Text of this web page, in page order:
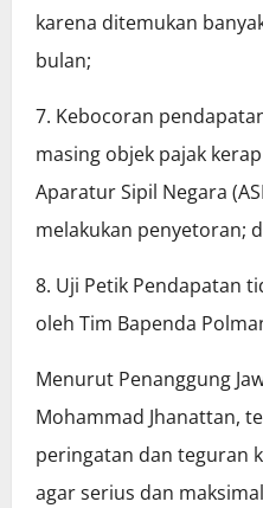
karena ditemukan
bulan;
7. Kebocoran
masing objek pajak
Aparatur Sipil Negara
melakukan penyetoran;
8. Uji Petik Pendapatan
oleh Tim Bapenda
Menurut Penanggung
Mohammad Jhanattan,
peringatan dan teguran
agar serius dan